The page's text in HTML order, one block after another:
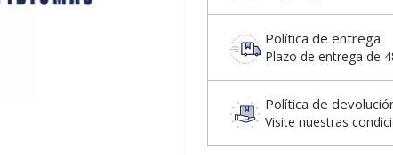
Política de entrega
Plazo de entrega de
Política de
Visite nuestras